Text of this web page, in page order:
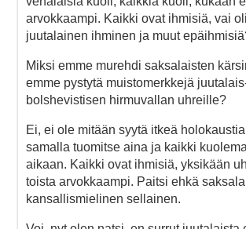
arvokkaampi. Kaikki ovat ihmisiä, vai
juutalainen ihminen ja muut
Miksi emme murehdi saksalaisten
emme pystytä muistomerkkejä
bolshevistisen hirmuvallan uhreille?
Ei, ei ole mitään syytä itkeä
samalla tuomitse aina ja kaikki
aikaan. Kaikki ovat ihmisiä, yksikään
toista arvokkaampi. Paitsi ehkä
kansallismielinen sellainen.